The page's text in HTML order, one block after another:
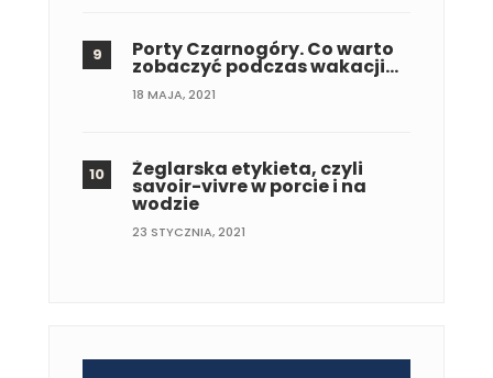
Porty Czarnogóry. Co warto
zobaczyć podczas wakacji…
18 MAJA, 2021
Żeglarska etykieta, czyli
savoir-vivre w porcie i na
wodzie
23 STYCZNIA, 2021